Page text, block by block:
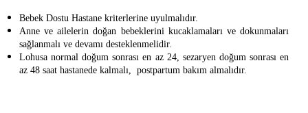
Bebek Dostu Hastane kriterlerine uyulmalıdır.
Anne ve ailelerin doğan bebeklerini kucaklamaları ve dokunmaları
sağlanmalı ve devamı desteklenmelidir.
Lohusa normal doğum sonrası en az 24, sezaryen doğum sonrası en
az 48 saat hastanede kalmalı, postpartum bakım almalıdır.